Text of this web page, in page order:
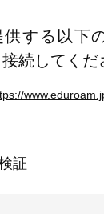
する以下
続してくだ
証